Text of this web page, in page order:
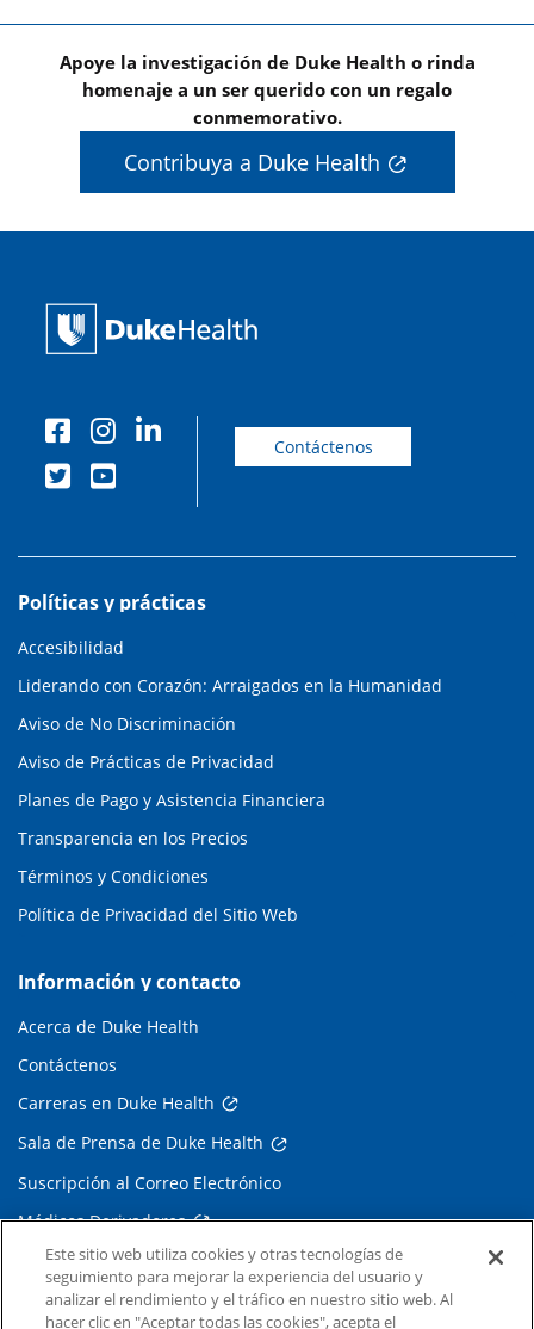
Apoye la investigación de Duke Health o rinda
homenaje a un ser querido con un regalo
conmemorativo.
Contribuya a Duke Health
Contáctenos
Políticas y prácticas
Accesibilidad
Liderando con Corazón: Arraigados en la Humanidad
Aviso de No Discriminación
Aviso de Prácticas de Privacidad
Planes de Pago y Asistencia Financiera
Transparencia en los Precios
Términos y Condiciones
Política de Privacidad del Sitio Web
Información y contacto
Acerca de Duke Health
Contáctenos
Carreras en Duke Health
Sala de Prensa de Duke Health
Suscripción al Correo Electrónico
Médicos Derivadores
Enlaces relacionados
Este sitio web utiliza cookies y otras tecnologías de
seguimiento para mejorar la experiencia del usuario y
analizar el rendimiento y el tráfico en nuestro sitio web. Al
hacer clic en "Aceptar todas las cookies", acepta el